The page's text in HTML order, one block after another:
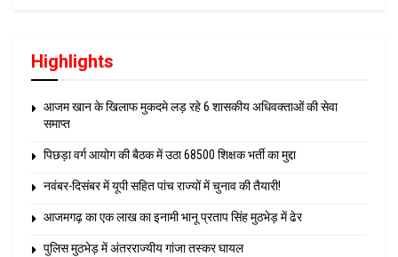
Highlights
आजम खान के खिलाफ मुकदमे लड़ रहे 6 शासकीय अधिवक्ताओं की सेवा
समाप्त
पिछड़ा वर्ग आयोग की बैठक में उठा 68500 शिक्षक भर्ती का मुद्दा
नवंबर-दिसंबर में यूपी सहित पांच राज्यों में चुनाव की तैयारी!
आजमगढ़ का एक लाख का इनामी भानू प्रताप सिंह मुठभेड़ में ढेर
पुलिस मुठभेड़ में अंतरराज्यीय गांजा तस्कर घायल